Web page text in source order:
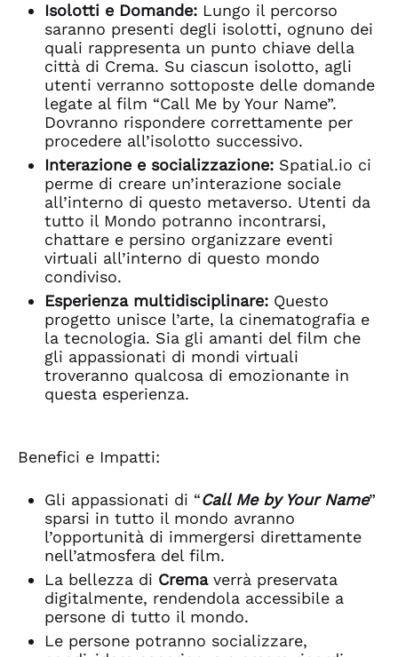
Isolotti e Domande: Lungo il percorso
saranno presenti degli isolotti, ognuno dei
quali rappresenta un punto chiave della
città di Crema. Su ciascun isolotto, agli
utenti verranno sottoposte delle domande
legate al film “Call Me by Your Name”.
Dovranno rispondere correttamente per
procedere all’isolotto successivo.
Interazione e socializzazione: Spatial.io ci
perme di creare un’interazione sociale
all’interno di questo metaverso. Utenti da
tutto il Mondo potranno incontrarsi,
chattare e persino organizzare eventi
virtuali all’interno di questo mondo
condiviso.
Esperienza multidisciplinare: Questo
progetto unisce l’arte, la cinematografia e
la tecnologia. Sia gli amanti del film che
gli appassionati di mondi virtuali
troveranno qualcosa di emozionante in
questa esperienza.
Benefici e Impatti:
Gli appassionati di “Call Me by Your Name”
sparsi in tutto il mondo avranno
l’opportunità di immergersi direttamente
nell’atmosfera del film.
La bellezza di Cremaverrà preservata
digitalmente, rendendola accessibile a
persone di tutto il mondo.
Le persone potranno socializzare,